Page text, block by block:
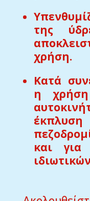
της
χρήση.
Κατά
η
και για